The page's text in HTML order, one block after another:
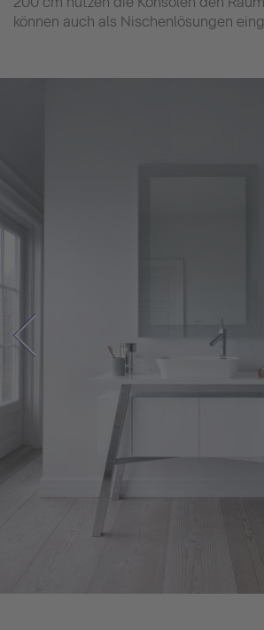
können auch als Nischenlösungen